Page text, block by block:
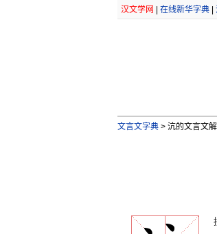
汉文学网 在线新华字典|
文言文字典 >沆的文言文